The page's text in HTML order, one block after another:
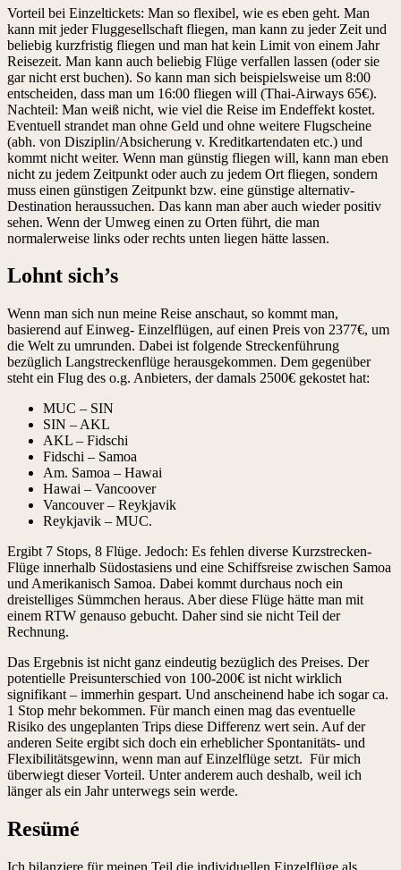
Vorteil bei Einzeltickets: Man so flexibel, wie es eben geht. Man
kann mit jeder Fluggesellschaft fliegen, man kann zu jeder Zeit und
beliebig kurzfristig fliegen und man hat kein Limit von einem Jahr
Reisezeit. Man kann auch beliebig Flüge verfallen lassen (oder sie
gar nicht erst buchen). So kann man sich beispielsweise um 8:00
entscheiden, dass man um 16:00 fliegen will (Thai-Airways 65€).
Nachteil: Man weiß nicht, wie viel die Reise im Endeffekt kostet.
Eventuell strandet man ohne Geld und ohne weitere Flugscheine
(abh. von Disziplin/Absicherung v. Kreditkartendaten etc.) und
kommt nicht weiter. Wenn man günstig fliegen will, kann man eben
nicht zu jedem Zeitpunkt oder auch zu jedem Ort fliegen, sondern
muss einen günstigen Zeitpunkt bzw. eine günstige alternativ-
Destination heraussuchen. Das kann man aber auch wieder positiv
sehen. Wenn der Umweg einen zu Orten führt, die man
normalerweise links oder rechts unten liegen hätte lassen.
Lohnt sich’s
Wenn man sich nun meine Reise anschaut, so kommt man,
basierend auf Einweg- Einzelflügen, auf einen Preis von 2377€, um
die Welt zu umrunden. Dabei ist folgende Streckenführung
bezüglich Langstreckenflüge herausgekommen. Dem gegenüber
steht ein Flug des o.g. Anbieters, der damals 2500€ gekostet hat:
MUC – SIN
SIN – AKL
AKL – Fidschi
Fidschi – Samoa
Am. Samoa – Hawai
Hawai – Vancoover
Vancouver – Reykjavik
Reykjavik – MUC.
Ergibt 7 Stops, 8 Flüge. Jedoch: Es fehlen diverse Kurzstrecken-
Flüge innerhalb Südostasiens und eine Schiffsreise zwischen Samoa
und Amerikanisch Samoa. Dabei kommt durchaus noch ein
dreistelliges Sümmchen heraus. Aber diese Flüge hätte man mit
einem RTW genauso gebucht. Daher sind sie nicht Teil der
Rechnung.
Das Ergebnis ist nicht ganz eindeutig bezüglich des Preises. Der
potentielle Preisunterschied von 100-200€ ist nicht wirklich
signifikant – immerhin gespart. Und anscheinend habe ich sogar ca.
1 Stop mehr bekommen. Für manch einen mag das eventuelle
Risiko des ungeplanten Trips diese Differenz wert sein. Auf der
anderen Seite ergibt sich doch ein erheblicher Spontanitäts- und
Flexibilitätsgewinn, wenn man auf Einzelflüge setzt. Für mich
überwiegt dieser Vorteil. Unter anderem auch deshalb, weil ich
länger als ein Jahr unterwegs sein werde.
Resümé